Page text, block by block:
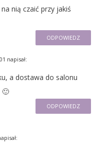
nią czaić przy jakiś
ODPOWIEDZ
napisał:
a dostawa do salonu
🙂
ODPOWIEDZ